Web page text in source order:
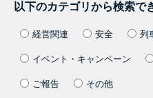
以下のカテゴリから検索で
経営関連 安全 列
イベント・キャンペーン
ご報告 その他